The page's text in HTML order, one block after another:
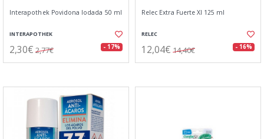
Interapothek Povidona Iodada 50 ml
INTERAPOTHEK
2,30€ 2,77€ - 17%
Relec Extra Fuerte Xl 125 ml
RELEC
12,04€ 14,40€ - 16%